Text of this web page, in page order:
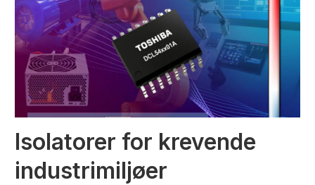
Isolatorer for krevende
industrimiljøer